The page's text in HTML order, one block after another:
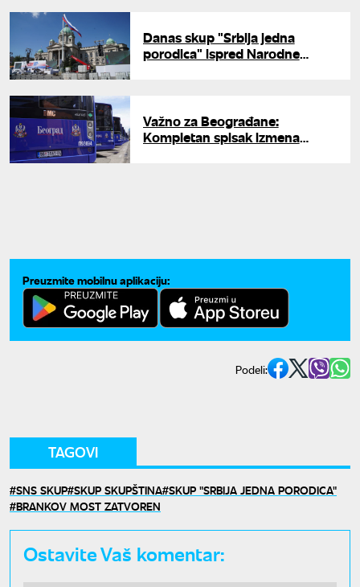
Danas skup "Srbija jedna
porodica" ispred Narodne
Važno za Beograđane:
Kompletan spisak izmena
Preuzmite mobilnu aplikaciju:
Podeli:
TAGOVI
SNS SKUP SKUP SKUPŠTINA SKUP "SRBIJA JEDNA PORODICA"
BRANKOV MOST ZATVOREN
Ostavite Vaš komentar: